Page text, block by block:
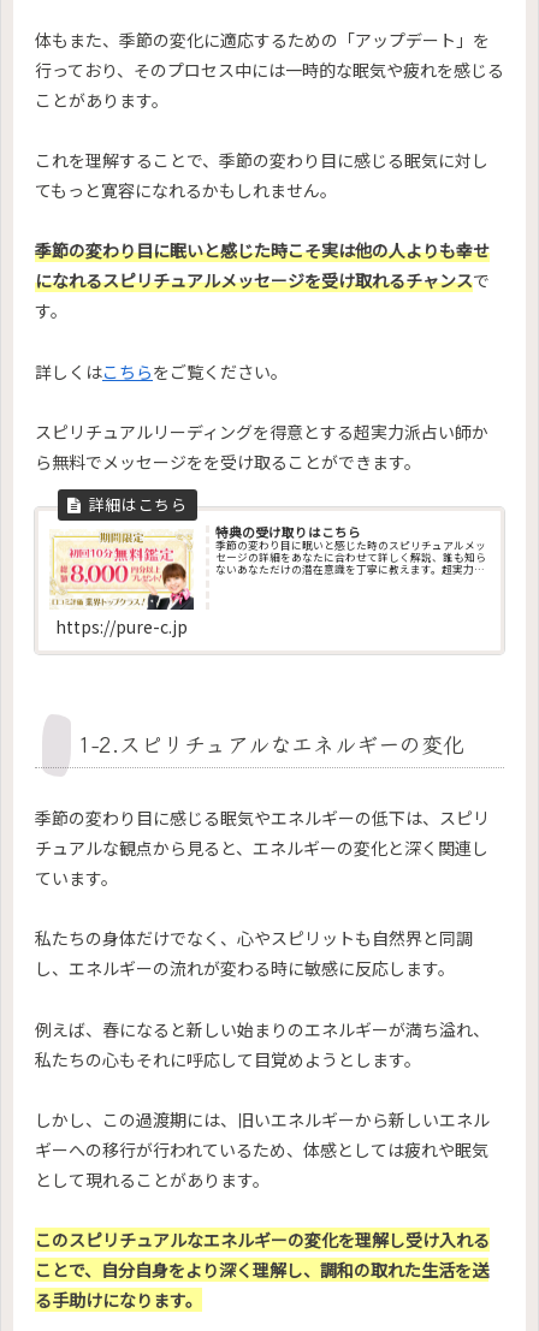
体もまた、季節の変化に適応するための「アップデート」を
行っており、そのプロセス中には一時的な眠気や疲れを感じる
ことがあります。
これを理解することで、季節の変わり目に感じる眠気に対し
てもっと寛容になれるかもしれません。
季節の変わり目に眠いと感じた時こそ実は他の人よりも幸せ
になれるスピリチュアルメッセージを受け取れるチャンスで
す。
詳しくはこちらをご覧ください。
スピリチュアルリーディングを得意とする超実力派占い師か
ら無料でメッセージをを受け取ることができます。
特典の受け取りはこちら
季節の変わり目に眠いと感じた時のスピリチュアルメッ
セージの詳細をあなたに合わせて詳しく解説、誰も知ら
ないあなただけの潜在意識を丁寧に教えます。超実力派
https://pure-c.jp
1-2.スピリチュアルなエネルギーの変化
季節の変わり目に感じる眠気やエネルギーの低下は、スピリ
チュアルな観点から見ると、エネルギーの変化と深く関連し
ています。
私たちの身体だけでなく、心やスピリットも自然界と同調
し、エネルギーの流れが変わる時に敏感に反応します。
例えば、春になると新しい始まりのエネルギーが満ち溢れ、
私たちの心もそれに呼応して目覚めようとします。
しかし、この過渡期には、旧いエネルギーから新しいエネル
ギーへの移行が行われているため、体感としては疲れや眠気
として現れることがあります。
このスピリチュアルなエネルギーの変化を理解し受け入れる
ことで、自分自身をより深く理解し、調和の取れた生活を送
る手助けになります。